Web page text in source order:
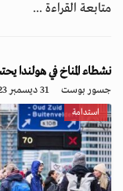
متابعة القراءة ...
نشطاء المناخ في هولندا
جسور بوست 31 ديسمبر 2023 - 10:56
استدامة